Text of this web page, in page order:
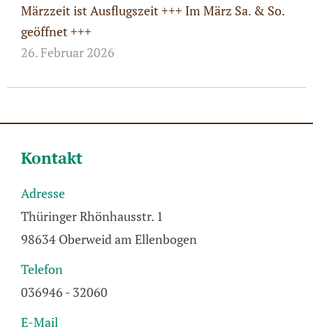
Märzzeit ist Ausflugszeit +++ Im März Sa. & So.
geöffnet +++
26. Februar 2026
Kontakt
Adresse
Thüringer Rhönhausstr. 1
98634 Oberweid am Ellenbogen
Telefon
036946 - 32060
E-Mail